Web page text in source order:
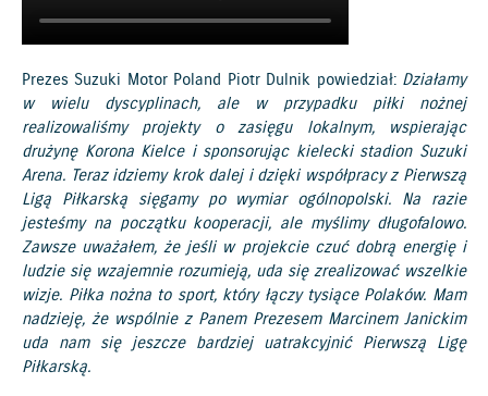
Prezes Suzuki Motor Poland Piotr Dulnik powiedział: Działamy
w wielu dyscyplinach, ale w przypadku piłki nożnej
realizowaliśmy projekty o zasięgu lokalnym, wspierając
drużynę Korona Kielce i sponsorując kielecki stadion Suzuki
Arena. Teraz idziemy krok dalej i dzięki współpracy z Pierwszą
Ligą Piłkarską sięgamy po wymiar ogólnopolski. Na razie
jesteśmy na początku kooperacji, ale myślimy długofalowo.
Zawsze uważałem, że jeśli w projekcie czuć dobrą energię i
ludzie się wzajemnie rozumieją, uda się zrealizować wszelkie
wizje. Piłka nożna to sport, który łączy tysiące Polaków. Mam
nadzieję, że wspólnie z Panem Prezesem Marcinem Janickim
uda nam się jeszcze bardziej uatrakcyjnić Pierwszą Ligę
Piłkarską.